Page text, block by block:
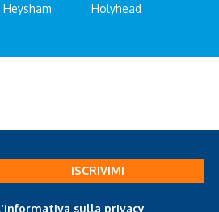
Heysham
Holyhead
ISCRIVIMI
sulla privacy